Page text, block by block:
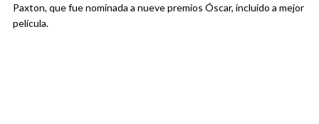
Paxton, que fue nominada a nueve premios Óscar, incluido a mejor
película.